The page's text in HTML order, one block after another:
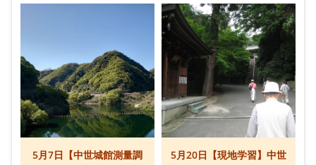
5月7日【中世城館測量調
5月20日【現地学習】中世